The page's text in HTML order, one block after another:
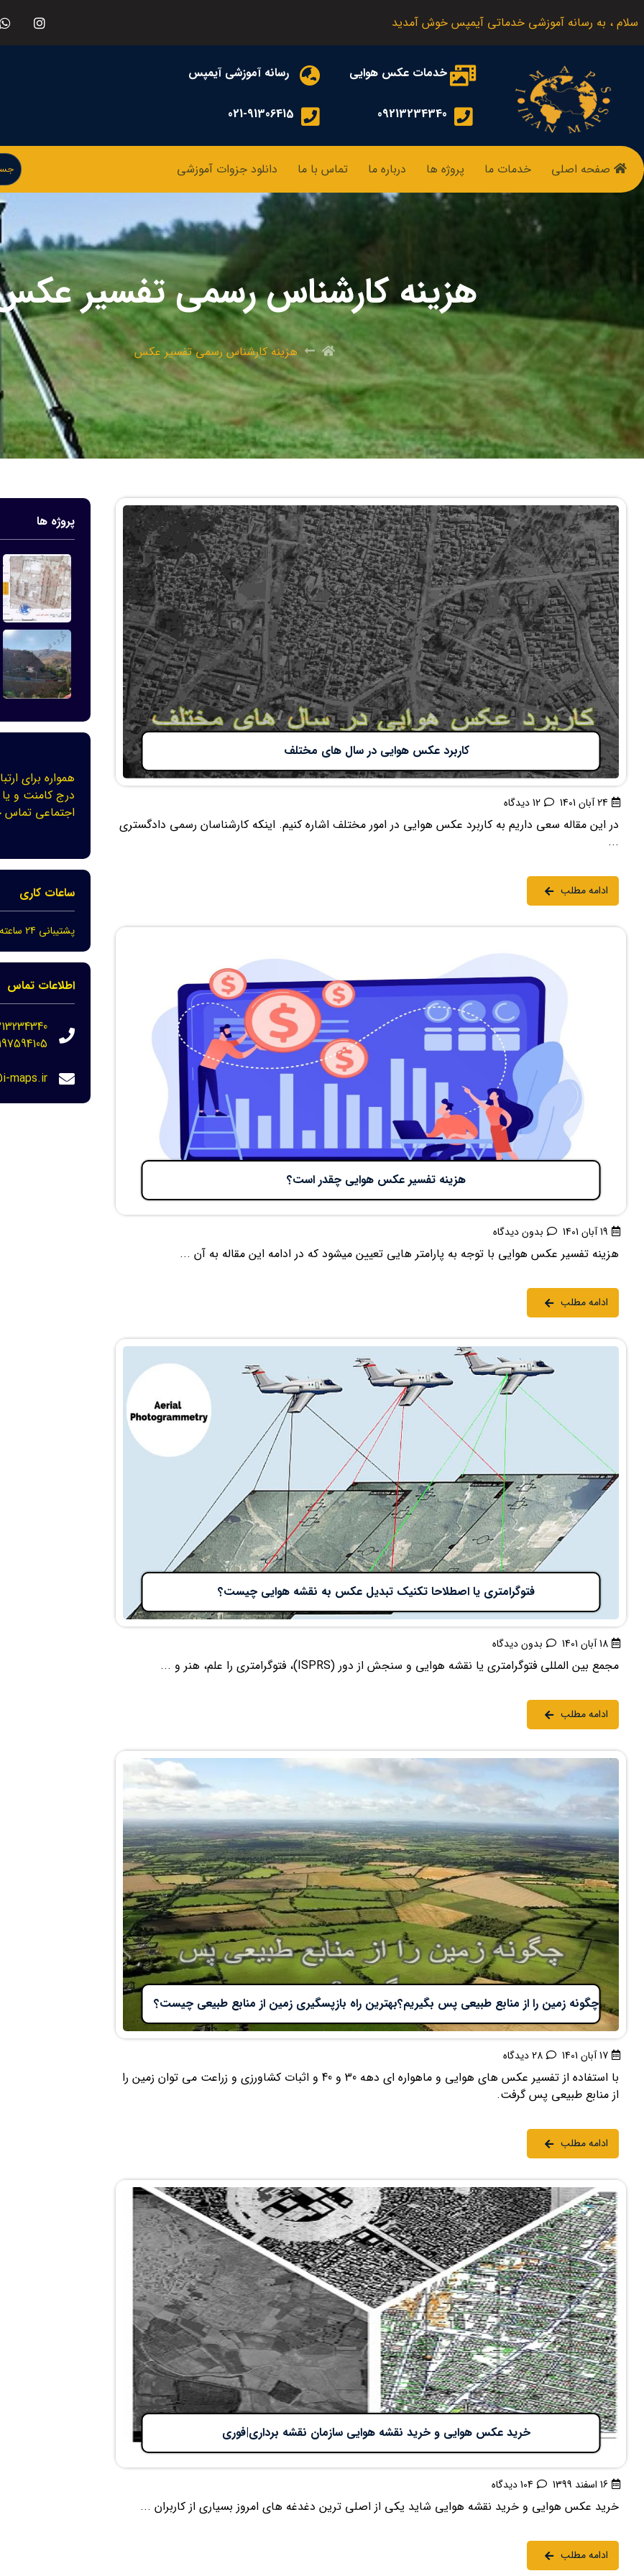
سلام ، به رسانه آموزشی خدماتی آیمپس خوش آمدید
خدمات عکس هوایی
09213234340
رسانه آموزشی آیمپس
021-91306415
صفحه اصلی خدمات ما پروژه ها درباره ما تماس با ما دانلود جزوات آموزشی
هزینه کارشناس رسمی تفسیر
هزینه کارشناس رسمی تفسیر عکس
کاربرد عکس هوایی در سال های مختلف
24 آبان 1401 12 دیدگاه
در این مقاله سعی داریم به کاربرد عکس هوایی در امور مختلف اشاره کنیم. اینکه کارشناسان رسمی دادگستری
...
ادامه مطلب
هزینه تفسیر عکس هوایی چقدر است؟
19 آبان 1401 بدون دیدگاه
هزینه تفسیر عکس هوایی با توجه به پارامتر هایی تعیین میشود که در ادامه این مقاله به آن ...
ادامه مطلب
فتوگرامتری یا اصطلاحا تکنیک تبدیل عکس به نقشه هوایی چیست؟
18 آبان 1401 بدون دیدگاه
مجمع بین المللی فتوگرامتری یا نقشه هوایی و سنجش از دور (ISPRS)، فتوگرامتری را علم، هنر و ...
ادامه مطلب
چگونه زمین را از منابع طبیعی پس بگیریم؟بهترین راه بازپسگیری زمین از منابع طبیعی چیست؟
17 آبان 1401 28 دیدگاه
با استفاده از تفسیر عکس های هوایی و ماهواره ای دهه 30 و 40 و اثبات کشاورزی و زراعت می توان زمین را
از منابع طبیعی پس گرفت.
ادامه مطلب
خرید عکس هوایی و خرید نقشه هوایی سازمان نقشه برداری|فوری
16 اسفند 1399 104 دیدگاه
خرید عکس هوایی و خرید نقشه هوایی شاید یکی از اصلی ترین دغدغه های امروز بسیاری از کاربران ...
ادامه مطلب
پروژه ها
همواره برای
درج کامنت و یا
اجتماعی تماس
ساعات کاری
پشتیبانی 24 ساعته در 7 روز هفته
اطلاعات تماس
maps.ir